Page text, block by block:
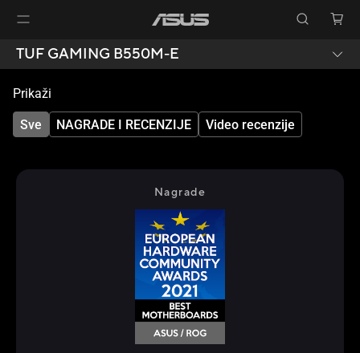
TUF GAMING B550M-E
Prikaži
Sve NAGRADE I RECENZIJE Video recenzije
Nagrade